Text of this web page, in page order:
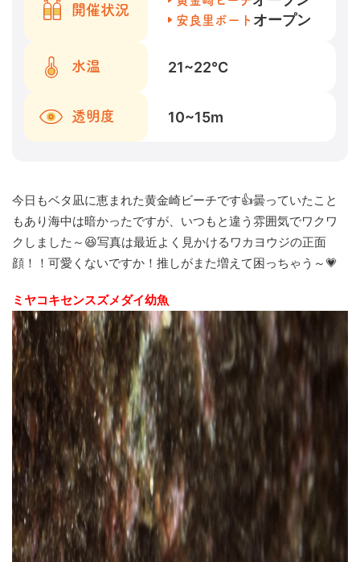
開催状況
安良里ボート オープン
水温 21~22℃
透明度 10~15m
今日もベタ凪に恵まれた黄金崎ビーチです👍曇っていたこと
もあり海中は暗かったですが、いつもと違う雰囲気でワクワ
クしました～😆写真は最近よく見かけるワカヨウジの正面
顔！！可愛くないですか！推しがまた増えて困っちゃう～💗
ミヤコキセンスズメダイ幼魚